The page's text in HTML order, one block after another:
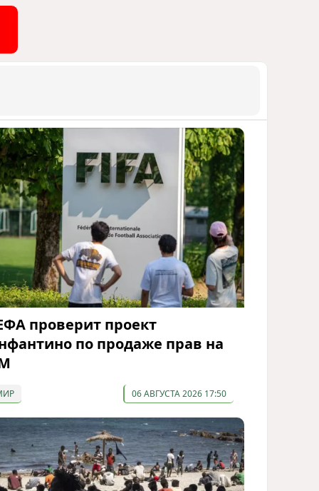
проверит проект
по продаже прав на
06 АВГУСТА 2026 17:50